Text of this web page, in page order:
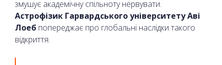
змушує академічну спільноту нервувати.
Астрофізик Гарвардського університету Аві
Лоеб попереджає про глобальні наслідки такого
відкриття.